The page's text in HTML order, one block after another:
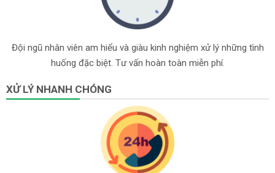
Đội ngũ nhân viên am hiểu và giàu kinh nghiệm xử lý những tình
huống đặc biệt. Tư vấn hoàn toàn miễn phí.
XỬ LÝ NHANH CHÓNG